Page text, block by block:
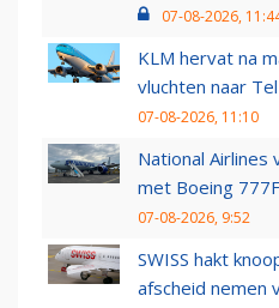
07-08-2026,
KLM hervat na
vluchten naar
07-08-2026, 11:10
National
met Boeing
07-08-2026, 9:52
SWISS hakt
afscheid nemen